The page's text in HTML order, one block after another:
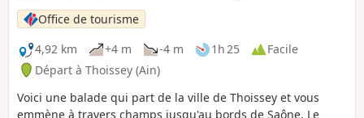
Office de tourisme
4,92 km
+4 m -4 m 1h 25
Facile
Départ à Thoissey (Ain)
Voici une balade qui part de la ville de Thoissey et vous
emmène à travers champs jusqu'au bords de Saône. Le